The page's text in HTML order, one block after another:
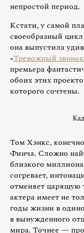
непростой период.
Кстати, у самой
своеобразный
она выпустила
«Тревожный звонок
премьера
обоих этих
которого сочтены.
Том Хэнкс,
Финча. Сложно
близкого
согревает,
отменяет царящую
актера имеет не
годы жизни в
в вынужденного
мира. Точнее —